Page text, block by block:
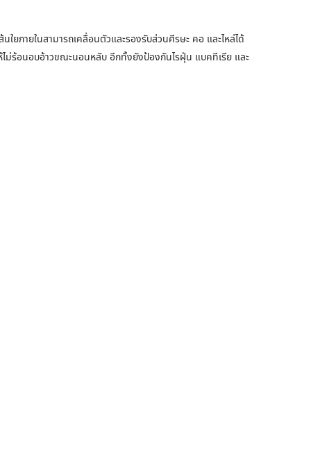
ภายในสามารถเคลื่อนตัวและรองรับส่วนศีรษะ คอ และไหล่ได้
ม่ร้อนอบอ้าวขณะนอนหลับ อีกทั้งยังป้องกันไรฝุ่น แบคทีเรีย และ